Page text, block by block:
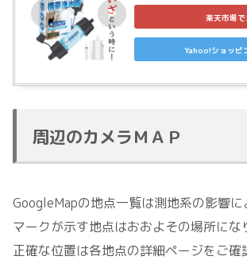
楽天市場で
Yahoo!ショッピ
周辺のカメラＭＡＰ
GoogleMapの地点一覧は測地系の影響に
マークが示す地点はおおよその場所にな
正確な位置は各地点の詳細ページをご確